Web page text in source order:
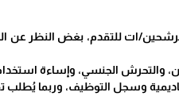
ات للتقدم، بغض النظر عن
والتحرش الجنسي، وإساءة
وسجل التوظيف، وربما يُطلب